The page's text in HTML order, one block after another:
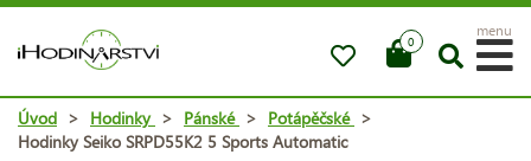
0
menu
Úvod > Hodinky > Pánské > Potápěčské >
Hodinky Seiko SRPD55K2 5 Sports Automatic